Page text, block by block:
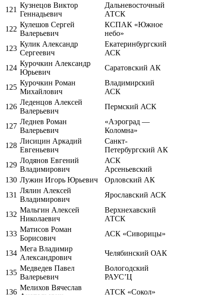
121
Кузнецов Виктор
Геннадьевич
Дальневосточный
АТСК
122
Кулешов Сергей
Валерьевич
КСПАК «Южное
небо»
123
Кулик Александр
Сергеевич
Екатеринбургский
АСК
124
Курочкин Александр
Юрьевич
Саратовский АК
125
Курочкин Роман
Михайлович
Владимирский
АСК
126
Леденцов Алексей
Валерьевич
Пермский АСК
127
Леднев Роман
Валерьевич
«Аэроград —
Коломна»
128
Лисицин Аркадий
Евгеньевич
Санкт-
Петербургский АК
129
Лодянов Евгений
Владимирович
АСК
Арсеньевский
130 Лужин Игорь Юрьевич
Орловский АК
131
Лялин Алексей
Владимирович
Ярославский АСК
132
Мальгин Алексей
Николаевич
Верхнехавский
АТСК
133
Матисов Роман
Борисович
АСК «Сиворицы»
134
Мега Владимир
Александрович
Челябинский ОАК
135
Медведев Павел
Валерьевич
Вологодский
РАУС’Ц
136
Мелихов Вячеслав
АТСК «Сокол»